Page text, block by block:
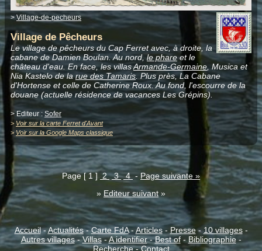
>Village-de-pecheurs
Village de Pêcheurs
Le village de pêcheurs du Cap Ferret avec, à droite, la
cabane de Damien Boulan. Au nord, le phareet le
château d'eau. En face, les villasArmande-Germaine , Musica et
Nia Kastelo de larue des Tamaris . Plus près, La Cabane
d'Hortense et celle de Catherine Roux. Au fond, l'escourre de la
douane (actuelle résidence de vacances Les Grépins).
> Editeur : Sofer
> Voir sur la carte Ferret d'Avant
>Voir sur la Google Maps classique
Page [ 1 ] 2 3 4- Page suivante »
» Editeur suivant »
Accueil-Actualités-Carte FdA- Articles- Presse-10 villages-
Autres villages-Villas-A identifier-Best of- Bibliographie-
Recherche-Contact